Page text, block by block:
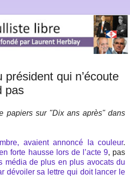
qui n’écoute
pas
papiers sur "Dix ans après" dans
avaient annoncé la couleur.
forte hausse lors de l’acte 9, pas
média de plus en plus avocats du
dévoiler sa lettre qui doit lancer le